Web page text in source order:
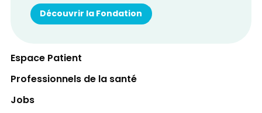
Découvrir la Fondation
Espace Patient
Professionnels de la santé
Jobs